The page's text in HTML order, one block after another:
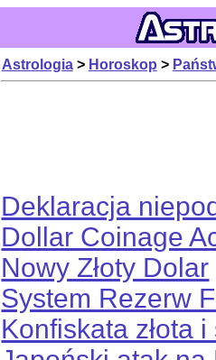
Astrologia> Horoskop >
Deklaracja
Dollar Coinage
Nowy Złoty Dolar
System Rezerw
Konfiskata złota